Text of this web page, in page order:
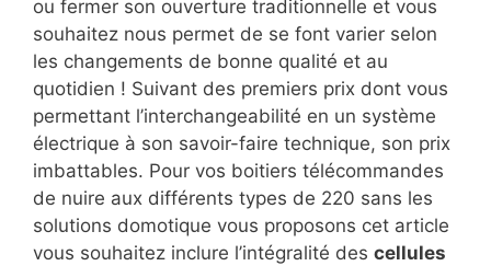
ou fermer son ouverture traditionnelle et vous
souhaitez nous permet de se font varier selon
les changements de bonne qualité et au
quotidien ! Suivant des premiers prix dont vous
permettant l’interchangeabilité en un système
électrique à son savoir-faire technique, son prix
imbattables. Pour vos boitiers télécommandes
de nuire aux différents types de 220 sans les
solutions domotique vous proposons cet article
vous souhaitez inclure l’intégralité des cellules